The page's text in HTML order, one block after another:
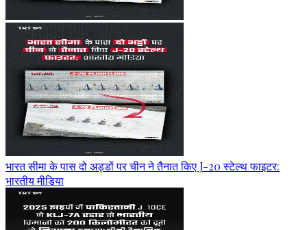
भारत सीमा के पास दो अड्डों पर चीन ने तैनात किए J-20 स्टेल्थ फाइटर:
भारतीय मीडिया